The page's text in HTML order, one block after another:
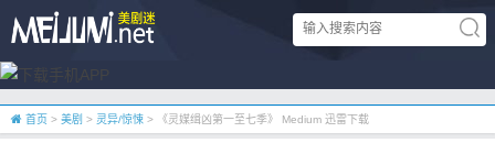
首页 > 美剧 > 灵异/惊悚 > 《灵媒缉凶第一至七季》 Medium 迅雷下载